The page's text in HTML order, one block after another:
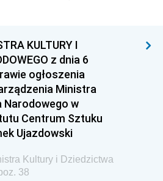
KULTURY I
z dnia 6
ogłoszenia
Ministra
Narodowego w
Centrum Sztuku
Ujazdowski
Kultury i Dziedzictwa
38